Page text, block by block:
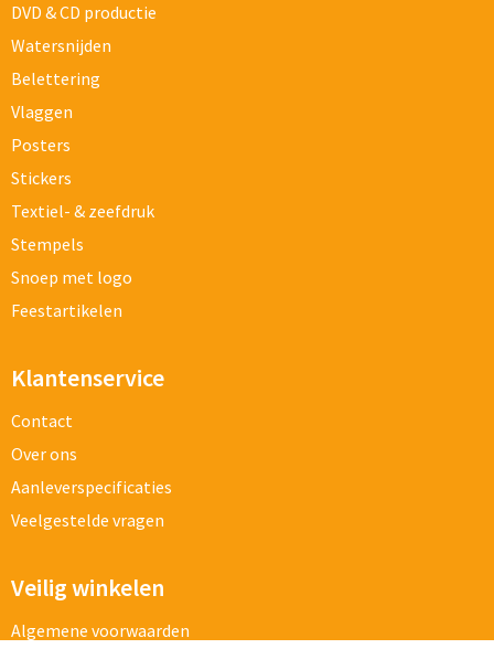
DVD & CD productie
Watersnijden
Belettering
Vlaggen
Posters
Stickers
Textiel- & zeefdruk
Stempels
Snoep met logo
Feestartikelen
Klantenservice
Contact
Over ons
Aanleverspecificaties
Veelgestelde vragen
Veilig winkelen
Algemene voorwaarden